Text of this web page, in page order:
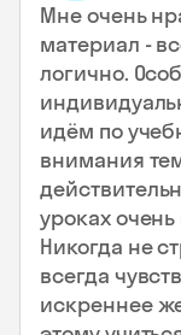
Мне очень
материал -
логично.
идём по
внимания
уроках
Никогда не
всегда
искреннее